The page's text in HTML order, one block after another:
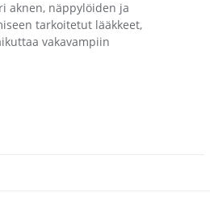
aknen, näppylöiden ja
tarkoitetut lääkkeet,
vakavampiin